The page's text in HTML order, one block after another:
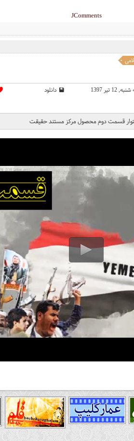
قسمت دوم محصول مرکز مستند حقیقت
12 تیر 1397 دانلود
JComments